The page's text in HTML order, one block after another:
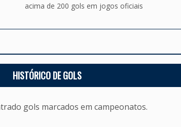
acima de 200 gols em jogos oficiais
HISTÓRICO DE GOLS
gols marcados em campeonatos.